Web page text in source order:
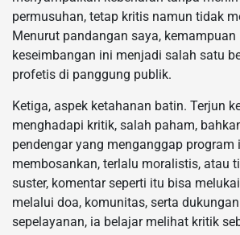
permusuhan, tetap kritis namun tidak
Menurut pandangan saya, kemampuan
keseimbangan ini menjadi salah satu
profetis di panggung publik.
Ketiga, aspek ketahanan batin. Terjun
menghadapi kritik, salah paham,
pendengar yang menganggap program
membosankan, terlalu moralistis, atau
suster, komentar seperti itu bisa
melalui doa, komunitas, serta
sepelayanan, ia belajar melihat kritik